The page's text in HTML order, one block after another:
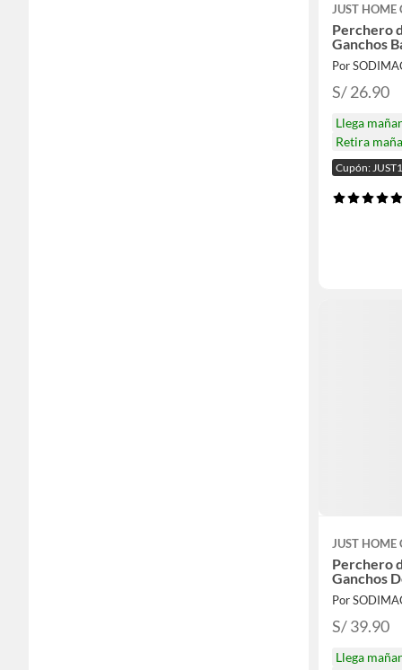
JUST HOME
Perchero
Ganchos
Por
S/ 26.90
Llega
Retira
Cupón:
JUST HOME
Perchero
Ganchos
Por
S/ 39.90
Llega